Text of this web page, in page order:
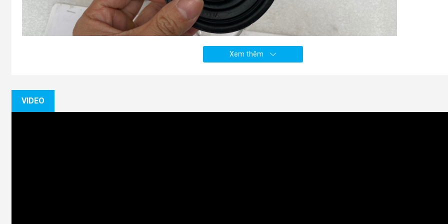
Xem thêm
VIDEO